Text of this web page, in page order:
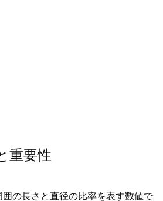
重要性
の長さと直径の比率を表す数値で